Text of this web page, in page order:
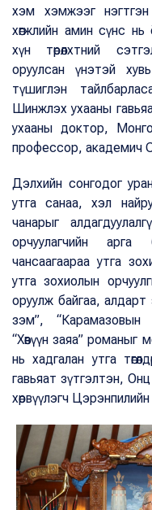
хэм хэмжээг
хөгжлийн амин сүнс
хүн төрөлхтний
оруулсан үнэтэй
түшиглэн
Шинжлэх ухааны
ухааны доктор,
профессор, академич
Дэлхийн сонгодог
утга санаа, хэл
чанарыг
орчуулагчийн
чансаагаараа утга
утга зохиолын
оруулж байгаа,
зэм”, “Карамазовын
“Хөвүүн заяа” романыг
нь хадгалан утга
гавьяат зүтгэлтэн, Онц
хөрвүүлэгч